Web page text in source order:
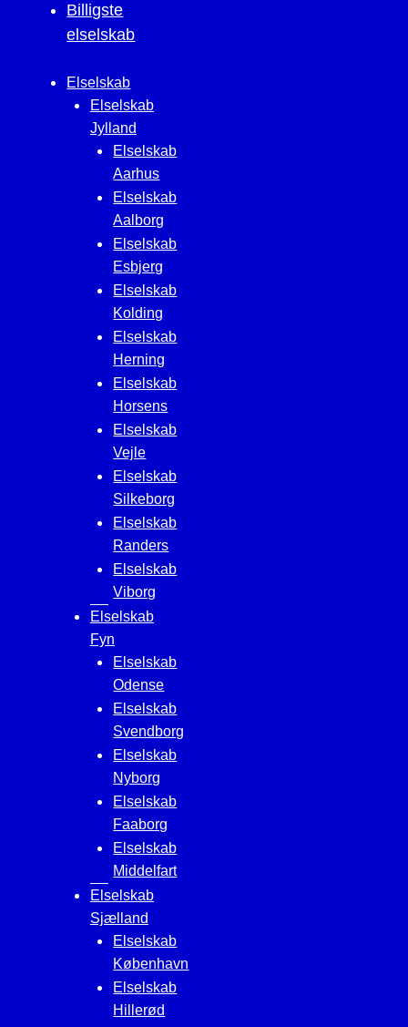
Billigste
elselskab
Elselskab
Elselskab
Jylland
Elselskab
Aarhus
Elselskab
Aalborg
Elselskab
Esbjerg
Elselskab
Kolding
Elselskab
Herning
Elselskab
Horsens
Elselskab
Vejle
Elselskab
Silkeborg
Elselskab
Randers
Elselskab
Viborg
Elselskab
Fyn
Elselskab
Odense
Elselskab
Svendborg
Elselskab
Nyborg
Elselskab
Faaborg
Elselskab
Middelfart
Elselskab
Sjælland
Elselskab
København
Elselskab
Hillerød